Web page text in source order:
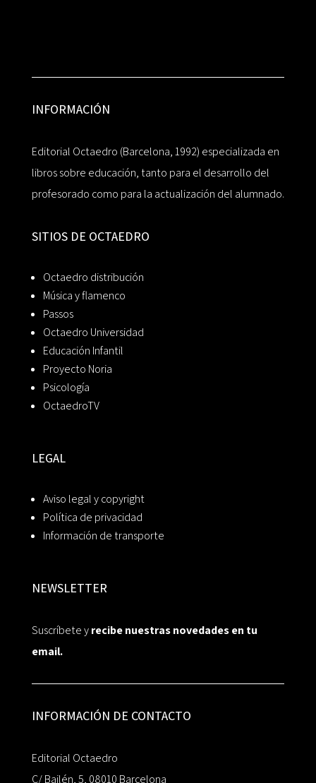
INFORMACIÓN
Editorial Octaedro (Barcelona, 1992) especializada en
libros sobre educación, tanto para el desarrollo del
profesorado como para la actualización del alumnado.
SITIOS DE OCTAEDRO
Octaedro distribución
Música y flamenco
Passos
Octaedro Universidad
Educación Infantil
Proyecto Noria
Psicología
OctaedroTV
LEGAL
Aviso legal y copyright
Política de privacidad
Información de transporte
NEWSLETTER
Suscríbete yrecibe nuestras novedades en tu
email.
INFORMACIÓN DE CONTACTO
Editorial Octaedro
C/ Bailén, 5, 08010 Barcelona